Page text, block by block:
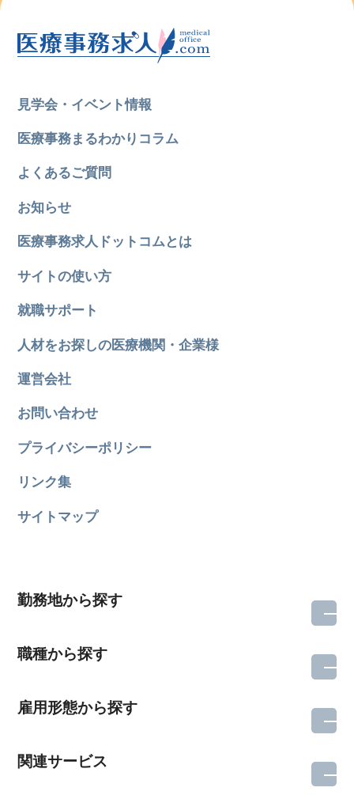
見学会・イベント情報
医療事務まるわかりコラム
よくあるご質問
お知らせ
医療事務求人ドットコムとは
サイトの使い方
就職サポート
人材をお探しの医療機関・企業様
運営会社
お問い合わせ
プライバシーポリシー
リンク集
サイトマップ
勤務地から探す
職種から探す
雇用形態から探す
関連サービス